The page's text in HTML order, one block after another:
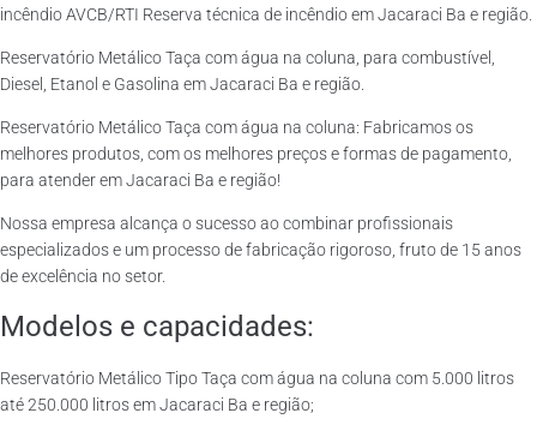
incêndio AVCB/RTI Reserva técnica de incêndio em Jacaraci Ba e região.
Reservatório Metálico Taça com água na coluna, para combustível,
Diesel, Etanol e Gasolina em Jacaraci Ba e região.
Reservatório Metálico Taça com água na coluna: Fabricamos os
melhores produtos, com os melhores preços e formas de pagamento,
para atender em Jacaraci Ba e região!
Nossa empresa alcança o sucesso ao combinar profissionais
especializados e um processo de fabricação rigoroso, fruto de 15 anos
de excelência no setor.
Modelos e capacidades:
Reservatório Metálico Tipo Taça com água na coluna com 5.000 litros
até 250.000 litros em Jacaraci Ba e região;